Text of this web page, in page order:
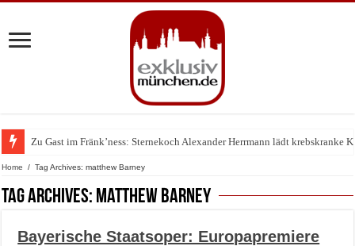
Zu Gast im Fränk’ness: Sternekoch Alexander Herrmann lädt krebskranke
Warum München gerade zum Treffpunkt der Lingerie-Branche wurde
Home / Tag Archives: matthew Barney
Tag Archives: matthew Barney
Bayerische Staatsoper: Europapremiere